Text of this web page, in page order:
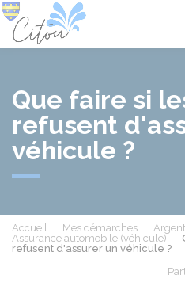
Que faire si
refusent
véhicule ?
Accueil Mes démarches
Assurance automobile (véhicule)
refusent d'assurer un véhicule ?